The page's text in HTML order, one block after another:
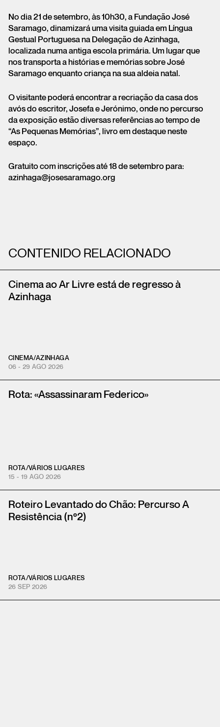
No dia 21 de setembro, às 10h30, a Fundação José
Saramago, dinamizará uma visita guiada em Língua
Gestual Portuguesa na Delegação de Azinhaga,
localizada numa antiga escola primária. Um lugar que
nos transporta a histórias e memórias sobre José
Saramago enquanto criança na sua aldeia natal.
O visitante poderá encontrar a recriação da casa dos
avós do escritor, Josefa e Jerónimo, onde no percurso
da exposição estão diversas referências ao tempo de
“As Pequenas Memórias”, livro em destaque neste
espaço.
Gratuito com inscrições até 18 de setembro para:
azinhaga@josesaramago.org
CONTENIDO RELACIONADO
Cinema ao Ar Livre está de regresso à
Azinhaga
CINEMA/AZINHAGA
06 - 29 AGO 2026
Rota: «Assassinaram Federico»
ROTA/VÁRIOS LUGARES
15 - 19 AGO 2026
Roteiro Levantado do Chão: Percurso A
Resistência (nº2)
ROTA/VÁRIOS LUGARES
26 SEP 2026